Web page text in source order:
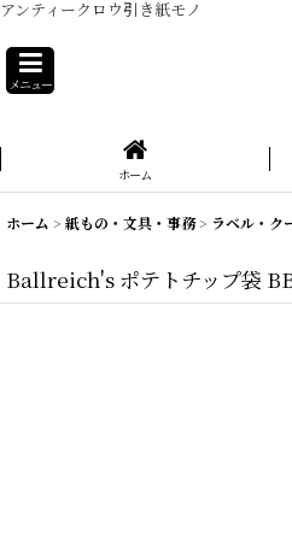
アンティークロウ引き紙モノ
メニュー
ホーム
ホーム > 紙もの・文具・事務> ラベル・ク
Ballreich's ポテトチップ袋